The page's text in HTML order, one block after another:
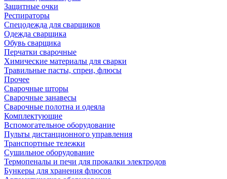
Защитные очки
Респираторы
Спецодежда для сварщиков
Одежда сварщика
Обувь сварщика
Перчатки сварочные
Химические материалы для сварки
Травильные пасты, спреи, флюсы
Прочее
Сварочные шторы
Сварочные занавесы
Сварочные полотна и одеяла
Комплектующие
Вспомогательное оборудование
Пульты дистанционного управления
Транспортные тележки
Сушильное оборудование
Термопеналы и печи для прокалки электродов
Бункеры для хранения флюсов